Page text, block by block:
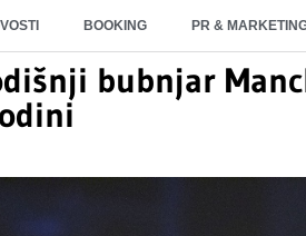
BOOKING PR &
bubnjar